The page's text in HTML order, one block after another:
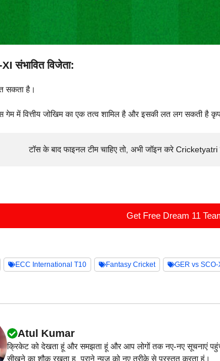
संभावित विजेता:
सकता है।
गेम में वित्तीय जोखिम का एक तत्व शामिल है और इसकी लत लग सकती है
टॉस के बाद फाइनल टीम चाहिए तो, अभी जॉइन करे
Get Free Dream 11
ECC International T10 Fantasy Cricket GER vs
Atul Kumar
क्रिकेट को देखता हूं और समझता हूं और आप लोगों तक नए-नए सूचनाएं
सीखने का शौक रखता हु, पुराने न्यूज़ को नए तरीके से प्रस्तुत करता हूं।